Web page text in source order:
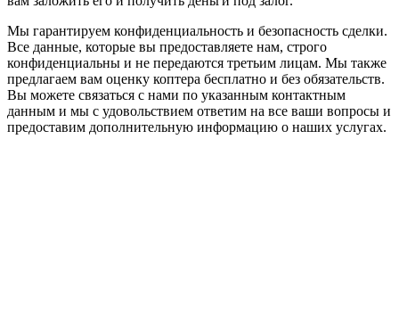
Мы гарантируем конфиденциальность и безопасность сделки.
Все данные, которые вы предоставляете нам, строго
конфиденциальны и не передаются третьим лицам. Мы также
предлагаем вам оценку коптера бесплатно и без обязательств.
Вы можете связаться с нами по указанным контактным
данным и мы с удовольствием ответим на все ваши вопросы и
предоставим дополнительную информацию о наших услугах.